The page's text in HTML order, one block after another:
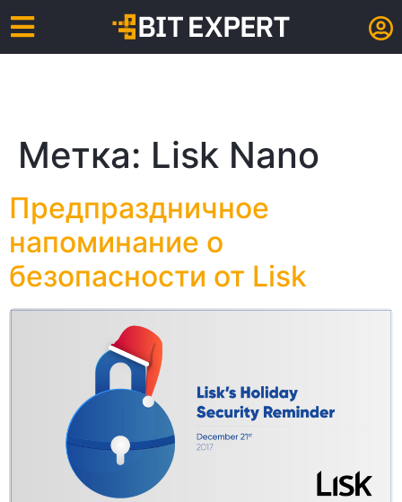
Метка: Lisk Nano
Предпраздничное
напоминание о
безопасности от Lisk